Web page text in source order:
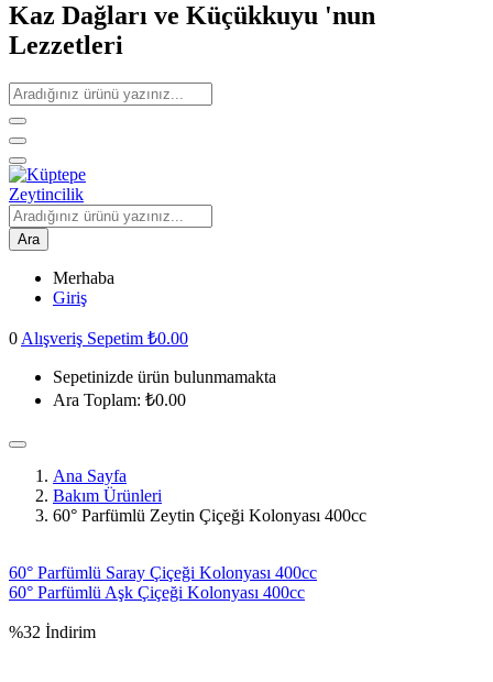
Kaz Dağları ve Küçükkuyu 'nun
Lezzetleri
Ara
Merhaba
Giriş
0 Alışveriş Sepetim ₺0.00
Sepetinizde ürün bulunmamakta
Ara Toplam: ₺0.00
Ana Sayfa
Bakım Ürünleri
60° Parfümlü Zeytin Çiçeği Kolonyası 400cc
60° Parfümlü Saray Çiçeği Kolonyası 400cc
60° Parfümlü Aşk Çiçeği Kolonyası 400cc
%32 İndirim